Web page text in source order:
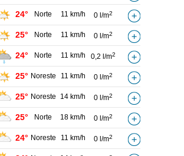
24° Norte 11 km/h 0 l/m2
25° Norte 11 km/h 0 l/m2
24° Norte 11 km/h 0,2 l/m2
25° Noreste 11 km/h 0 l/m2
25° Noreste 14 km/h 0 l/m2
25° Norte 18 km/h 0 l/m2
24° Noreste 11 km/h 0 l/m2